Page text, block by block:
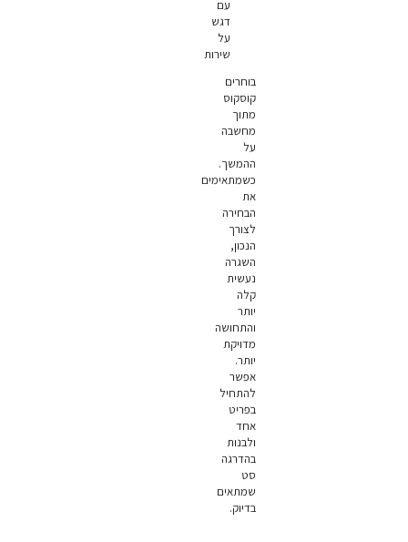
עם
דגש
על
שירות
בוחרים
קוסקוס
מתוך
מחשבה
על
ההמשך.
כשמתאימים
את
הבחירה
לצורך
הנכון,
השגרה
נעשית
קלה
יותר
והתחושה
מדויקת
יותר.
אפשר
להתחיל
בפריט
אחד
ולבנות
בהדרגה
סט
שמתאים
בדיוק.